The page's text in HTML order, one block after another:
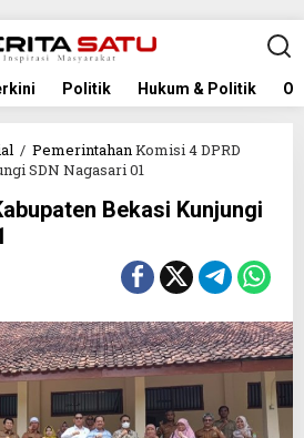
Politik Hukum & Politik
/ PemerintahanKomisi 4 DPRD
SDN Nagasari 01
Bekasi Kunjungi